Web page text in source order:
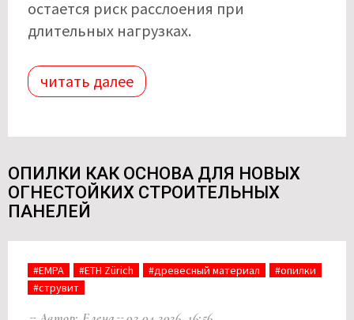
остается риск расслоения при
длительных нагрузках.
читать далее
ОПИЛКИ КАК ОСНОВА ДЛЯ НОВЫХ
ОГНЕСТОЙКИХ СТРОИТЕЛЬНЫХ
ПАНЕЛЕЙ
#EMPA #ETH Zürich #древесный материал
#опилки
#струвит